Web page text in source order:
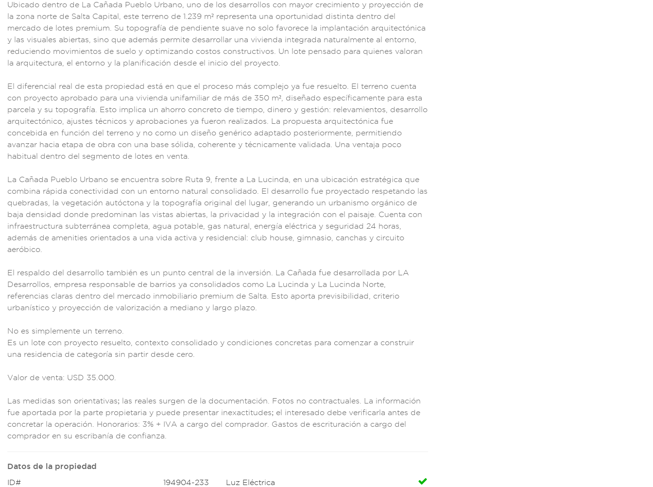
Ubicado dentro de La Cañada Pueblo Urbano, uno de los desarrollos con mayor crecimiento y proyección de
la zona norte de Salta Capital, este terreno de 1.239 m² representa una oportunidad distinta dentro del
mercado de lotes premium. Su topografía de pendiente suave no solo favorece la implantación arquitectónica
y las visual es abiertas, sino que además permite desarrollar una vivienda integrada natura lmente al entorno
reduciendo movimientos de suelo y optimizando costos constructivos. Un lote pensado para quienes valoran
la arquitectura, el entorno y la planificación desde e l inicio de l proyecto.
El diferencia l real de esta propiedad está en que el proceso más complejo ya fue resuelto. El terreno cuenta
con proyecto aprobado para una vivienda unifamiliar de más de 350 m², diseñado específicamente para esta
parcela y su topografía. Esto implica un ahorro concreto de tiempo, dinero y gestión: relevamientos, desarrollo
arquitectónico, ajustes técnicos y aprobaciones ya fueron realizados. La propuesta arquitectónica fue
concebida en función de l terreno y no como un diseño genérico adaptado posteriormente , permitiendo
avanzar hacia etapa de obra con una base sólida, coherente y técnicamente validada. Una ventaja poco
habitual dentro del segmento de lotes en venta
La Cañada Pueblo Urbano se encuentra sobre Ruta 9, frente a La Lucinda, en una ubicación estratégica que
combina rápida conectividad con un entorno natural consolidado. El desarro llo fue proyectado respetando las
quebradas , la vegetación autóctona y la topografía original del lugar, generando un urbanismo orgánico de
baja densidad donde predominan las vistas abiertas , la privacidad y la integración con el paisaje. Cuenta con
infraestructura subterránea completa, agua potab le, gas natural, energía eléctrica y seguridad 24 horas,
además de amenities orientados a una vida activa y residencial: club house, gimnasio, canchas y circuito
aeróbico.
El respaldo del desarrollo también es un punto central de la inversión. La Cañada fue desarrollada por LA
Desarro llos, empresa responsable de barrios ya consolidados como La Lucinda y La Lucinda Norte,
referencias claras dentro del mercado inmobi liario premium de Salta. Esto aporta previsibilidad, criterio
urbanístico y proyección de valorización a mediano y largo plazo.
No es simplemente un terreno.
Es un lote con proyecto resuelto, contexto consolidado y condiciones concretas para comenzar a construir
una residencia de categoría sin partir desde cero.
Va lor de venta: USD 35.000.
Las medidas son orientativas; las reales surgen de la documentación. Fotos no contractuales. La información
fue aportada por la parte propietaria y puede presentar inexactitudes; el interesado debe verificarla antes de
concretar la operación. Honorarios: 3% + IVA a cargo de l comprador. Gastos de escrituración a cargo del
comprador en su escribanía de confianza
Datos de la propiedad
ID#
194904-233
Luz Eléctrica